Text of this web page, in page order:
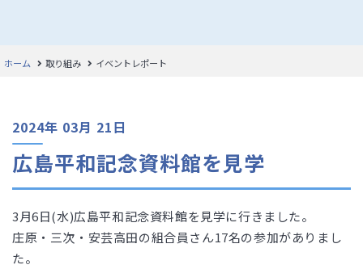
ホーム 取り組み イベントレポート
2024年 03月 21日
広島平和記念資料館を見学
3月6日(水)広島平和記念資料館を見学に行きました。
庄原・三次・安芸高田の組合員さん17名の参加がありまし
た。